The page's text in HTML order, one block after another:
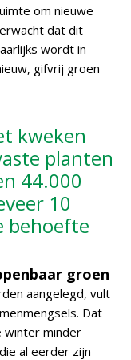
om nieuwe
dat dit
wordt in
gifvrij groen
kweken
planten
44.000
10
behoefte
groen
aangelegd, vult
Dat
winter minder
al eerder zijn